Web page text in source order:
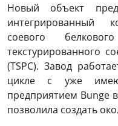
Новый объект
интегрированный
соевого
текстурированного
(TSPC). Завод
цикле с уже
предприятием Bunge
позволила создать